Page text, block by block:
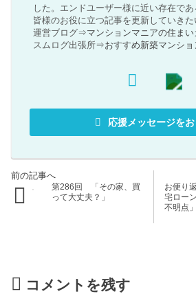
した。エンドユーザー様に近い存在で
皆様のお役に立つ記事を更新していきた
運営ブログ⇒マンションマニアの住ま
スムログ出張所⇒おすすめ新築マンショ
応援メッセージを
第286回 「その家、買
って大丈夫？」
お便り
宅ロー
不明点
コメントを残す